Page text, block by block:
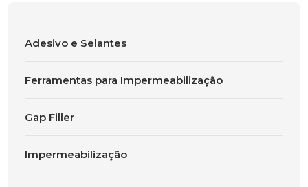
Adesivo e Selantes
Ferramentas para Impermeabilização
Gap Filler
Impermeabilização